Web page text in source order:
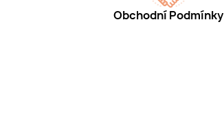
Obchodní Podmínky